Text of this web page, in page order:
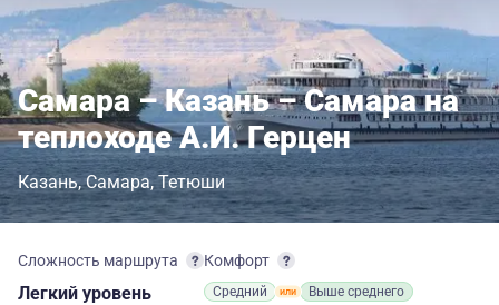
Самара – Казань – Самара на
теплоходе А.И. Герцен
Казань Самара Тетюши
Сложность маршрута
Легкий уровень
Комфорт
Средний Выше среднего